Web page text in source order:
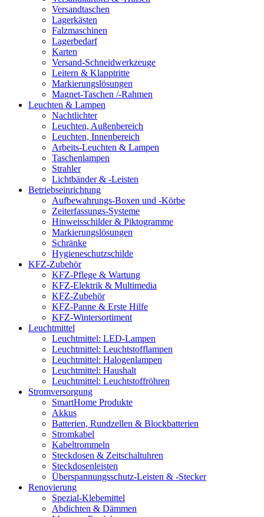
Versandtaschen
Lagerkästen
Falzmaschinen
Lagerbedarf
Karten
Versand-Schneidwerkzeuge
Leitern & Klapptritte
Markierungslösungen
Magnet-Taschen /-Rahmen
Leuchten & Lampen
Nachtlichter
Leuchten, Außenbereich
Leuchten, Innenbereich
Arbeits-Leuchten & Lampen
Taschenlampen
Strahler
Lichtbänder & -Leisten
Betriebseinrichtung
Aufbewahrungs-Boxen und -Körbe
Zeiterfassungs-Systeme
Hinweisschilder & Piktogramme
Markierungslösungen
Schränke
Hygieneschutzschilde
KFZ-Zubehör
KFZ-Pflege & Wartung
KFZ-Elektrik & Multimedia
KFZ-Zubehör
KFZ-Panne & Erste Hilfe
KFZ-Wintersortiment
Leuchtmittel
Leuchtmittel: LED-Lampen
Leuchtmittel: Leuchtstofflampen
Leuchtmittel: Halogenlampen
Leuchtmittel: Haushalt
Leuchtmittel: Leuchtstoffröhren
Stromversorgung
SmartHome Produkte
Akkus
Batterien, Rundzellen & Blockbatterien
Stromkabel
Kabeltrommeln
Steckdosen & Zeitschaltuhren
Steckdosenleisten
Überspannungsschutz-Leisten & -Stecker
Renovierung
Spezial-Klebemittel
Abdichten & Dämmen